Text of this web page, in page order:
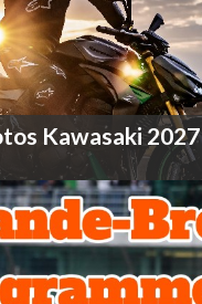
Kawasaki 2027